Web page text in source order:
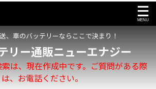
、車のバッテリーならここで決まり！
リー通販ニューエナジー
は、現在作成中です。ご質問がある際
は、お電話ください。